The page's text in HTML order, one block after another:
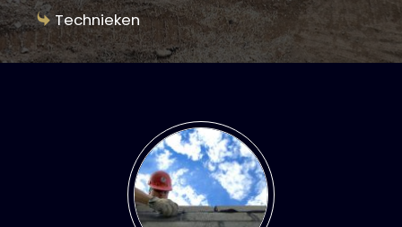
Technieken